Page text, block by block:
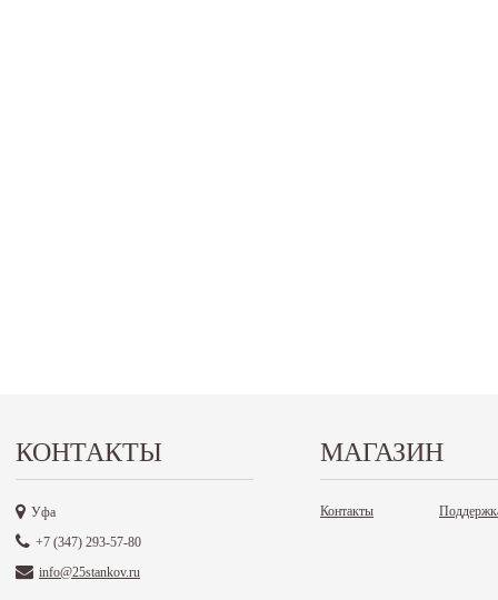
КОНТАКТЫ
Уфа
+7 (347) 293-57-80
info@25stankov.ru
МАГАЗИН
Контакты